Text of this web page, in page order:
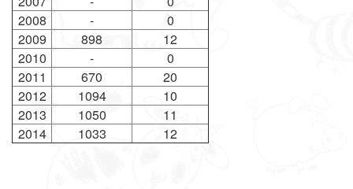
2008
-
0
2009
898
12
2010
-
0
2011
670
20
2012
1094
10
2013
1050
11
2014
1033 12